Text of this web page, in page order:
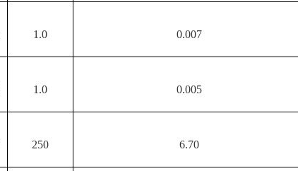
1.0 0.007
1.0 0.005
250 6.70